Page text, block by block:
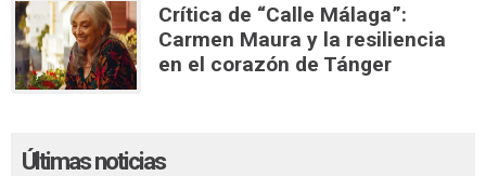
Crítica de “Calle Málaga”:
Carmen Maura y la resiliencia
en el corazón de Tánger
Últimas noticias